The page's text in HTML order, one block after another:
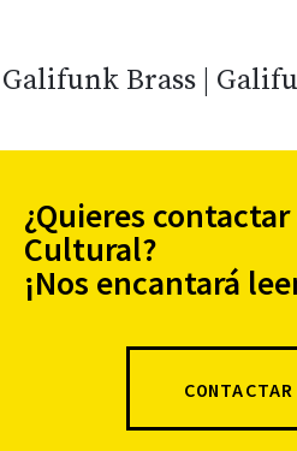
Galifunk Brass |
¿Quieres
Cultural?
¡Nos encantará